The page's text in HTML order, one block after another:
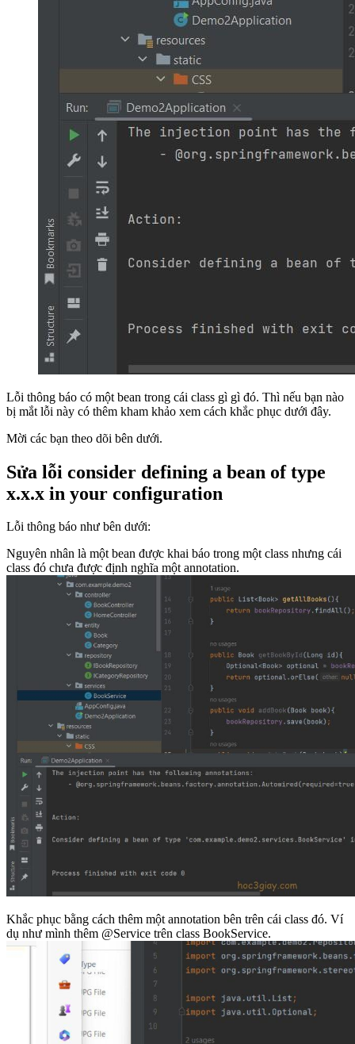
Lỗi thông báo có một bean trong cái class gì gì đó. Thì nếu bạn nào
bị mắt lỗi này có thêm kham khảo xem cách khắc phục dưới đây.
Mời các bạn theo dõi bên dưới.
Sửa lỗi consider defining a bean of type
x.x.x in your configuration
Lỗi thông báo như bên dưới:
Nguyên nhân là một bean được khai báo trong một class nhưng cái
class đó chưa được định nghĩa một annotation.
Khắc phục bằng cách thêm một annotation bên trên cái class đó. Ví
dụ như mình thêm @Service trên class BookService.